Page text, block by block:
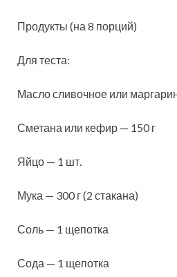
Продукты (на 8 порций)
Для теста:
Масло сливочное или
Сметана или кефир — 150 г
Яйцо — 1 шт.
Мука — 300 г (2 стакана)
Соль — 1 щепотка
Сода — 1 щепотка